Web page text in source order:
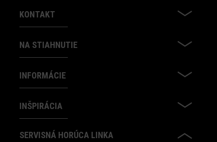
KONTAKT
NA STIAHNUTIE
INFORMÁCIE
INŠPIRÁCIA
SERVISNÁ HORÚCA LINKA